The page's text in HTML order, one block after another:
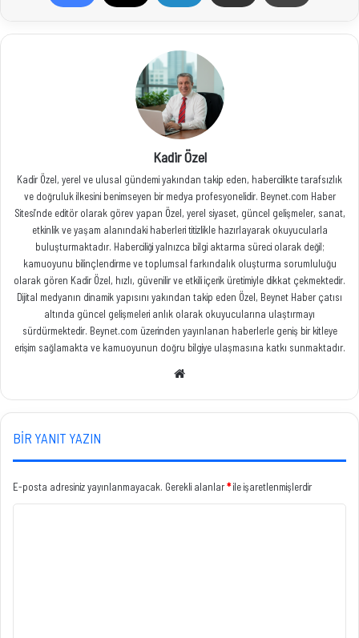
Kadir Özel
Kadir Özel, yerel ve ulusal gündemi yakından takip eden, habercilikte tarafsızlık
ve doğruluk ilkesini benimseyen bir medya profesyonelidir. Beynet.com Haber
Sitesi’nde editör olarak görev yapan Özel, yerel siyaset, güncel gelişmeler, sanat,
etkinlik ve yaşam alanındaki haberleri titizlikle hazırlayarak okuyucularla
buluşturmaktadır. Haberciliği yalnızca bilgi aktarma süreci olarak değil;
kamuoyunu bilinçlendirme ve toplumsal farkındalık oluşturma sorumluluğu
olarak gören Kadir Özel, hızlı, güvenilir ve etkili içerik üretimiyle dikkat çekmektedir.
Dijital medyanın dinamik yapısını yakından takip eden Özel, Beynet Haber çatısı
altında güncel gelişmeleri anlık olarak okuyucularına ulaştırmayı
sürdürmektedir. Beynet.com üzerinden yayınlanan haberlerle geniş bir kitleye
erişim sağlamakta ve kamuoyunun doğru bilgiye ulaşmasına katkı sunmaktadır.
BIR YANIT YAZIN
E-posta adresiniz yayınlanmayacak. Gerekli alanlar*ile işaretlenmişlerdir